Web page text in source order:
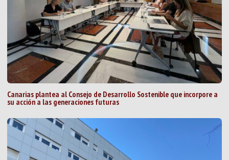
Canarias plantea al Consejo de Desarrollo Sostenible que incorpore a
su acción a las generaciones futuras